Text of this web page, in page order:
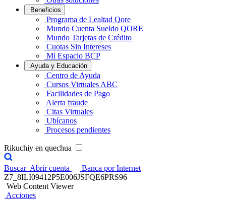
Beneficios
Programa de Lealtad Qore
Mundo Cuenta Sueldo QORE
Mundo Tarjetas de Crédito
Cuotas Sin Intereses
Mi Espacio BCP
Ayuda y Educación
Centro de Ayuda
Cursos Virtuales ABC
Facilidades de Pago
Alerta fraude
Citas Virtuales
Ubícanos
Procesos pendientes
Rikuchiy en quechua
Buscar Abrir cuenta
Banca por Internet
Z7_8ILI09412P5E006JSFQE6PRS96
Web Content Viewer
Acciones